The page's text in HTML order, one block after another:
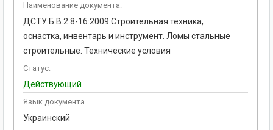
Наименование документа:
ДСТУ Б В.2.8-16:2009 Строительная техника,
оснастка, инвентарь и инструмент. Ломы стальные
строительные. Технические условия
Статус:
Действующий
Язык документа
Украинский